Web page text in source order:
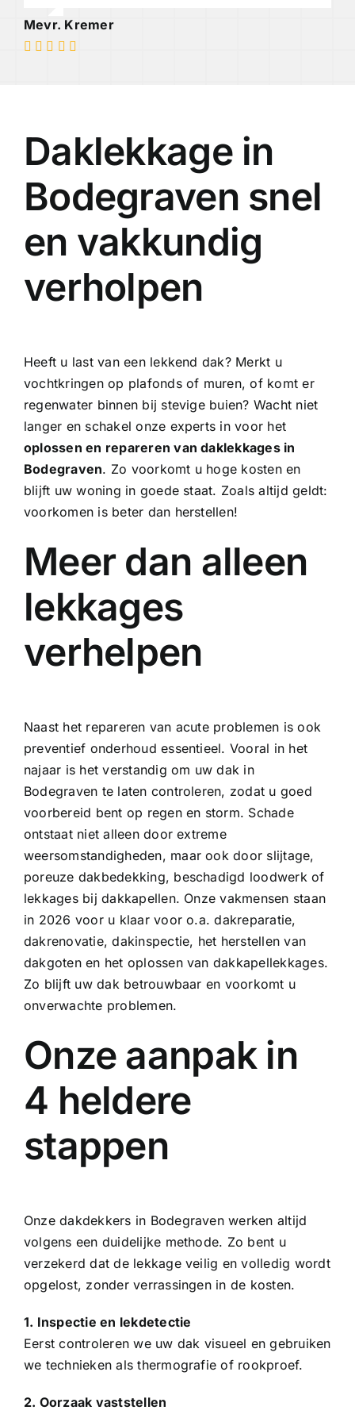
Mevr. Kremer
Daklekkage in
Bodegraven snel
en vakkundig
verholpen
Heeft u last van een lekkend dak? Merkt u
vochtkringen op plafonds of muren, of komt er
regenwater binnen bij stevige buien? Wacht niet
langer en schakel onze experts in voor het
oplossen en repareren van daklekkages in
Bodegraven. Zo voorkomt u hoge kosten en
blijft uw woning in goede staat. Zoals altijd geldt:
voorkomen is beter dan herstellen!
Meer dan alleen
lekkages
verhelpen
Naast het repareren van acute problemen is ook
preventief onderhoud essentieel. Vooral in het
najaar is het verstandig om uw dak in
Bodegraven te laten controleren, zodat u goed
voorbereid bent op regen en storm. Schade
ontstaat niet alleen door extreme
weersomstandigheden, maar ook door slijtage,
poreuze dakbedekking, beschadigd loodwerk of
lekkages bij dakkapellen. Onze vakmensen staan
in 2026 voor u klaar voor o.a.dakreparatie,
dakrenovatie, dakinspectie, het herstellen van
dakgotenen het oplossen van dakkapellekkages.
Zo blijft uw dak betrouwbaar en voorkomt u
onverwachte problemen.
Onze aanpak in
4 heldere
stappen
Onze dakdekkers in Bodegraven werken altijd
volgens een duidelijke methode. Zo bent u
verzekerd dat de lekkage veilig en volledig wordt
opgelost, zonder verrassingen in de kosten.
1. Inspectie en lekdetectie
Eerst controleren we uw dak visueel en gebruiken
we technieken als thermografie of rookproef.
2. Oorzaak vaststellen